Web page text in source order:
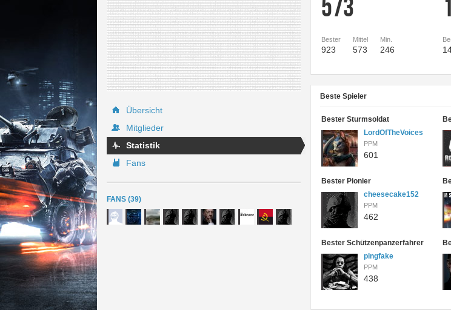
Übersicht
Mitglieder
Statistik
Fans
FANS (39)
573
Bester
923
Mittel
573
Min.
246
Beste Spieler
Bester Sturmsoldat
LordOfTheVoices
PPM
601
Bester Pionier
cheesecake152
PPM
462
Bester Schützenpanzerfahrer
pingfake
PPM
438